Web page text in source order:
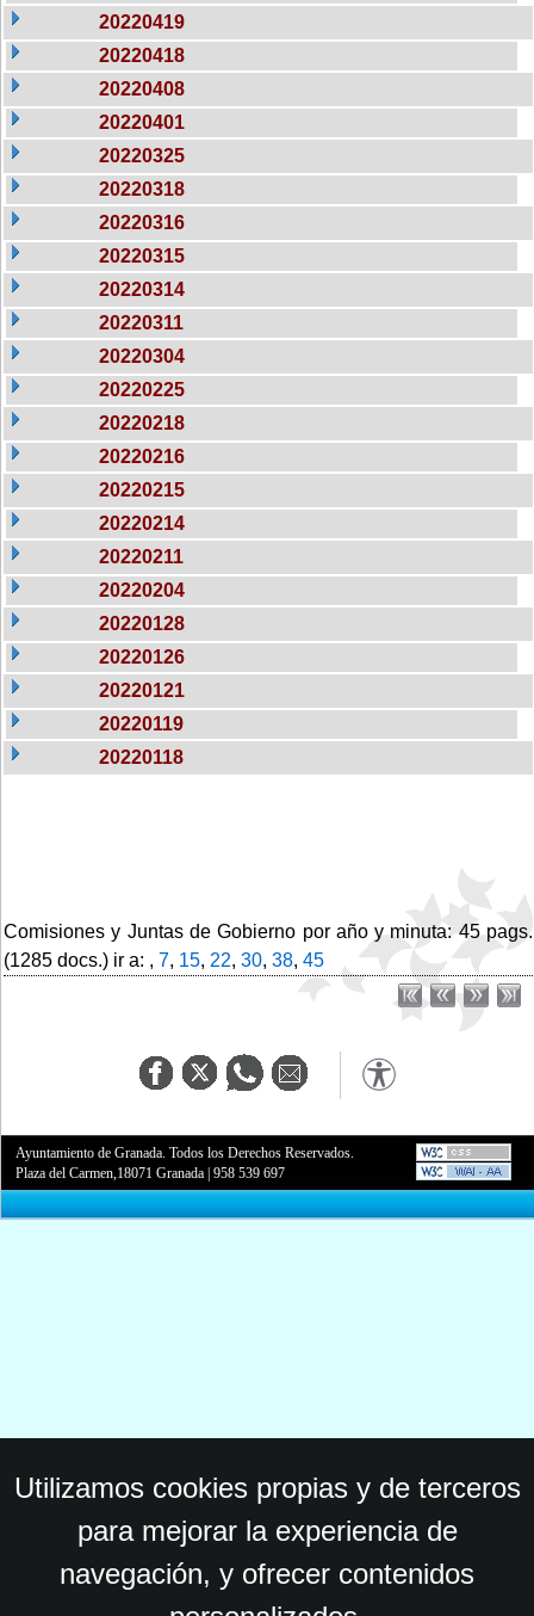
20220419
20220418
20220408
20220401
20220325
20220318
20220316
20220315
20220314
20220311
20220304
20220225
20220218
20220216
20220215
20220214
20220211
20220204
20220128
20220126
20220121
20220119
20220118
Comisiones y Juntas de Gobierno por año y minuta: 45 pags.
(1285 docs.) ir a: , 7, 15, 22, 30, 38, 45
Ayuntamiento de Granada. Todos los Derechos Reservados.
Plaza del Carmen,18071 Granada |958 539 697
Utilizamos cookies propias y de terceros
para mejorar la experiencia de
navegación, y ofrecer contenidos